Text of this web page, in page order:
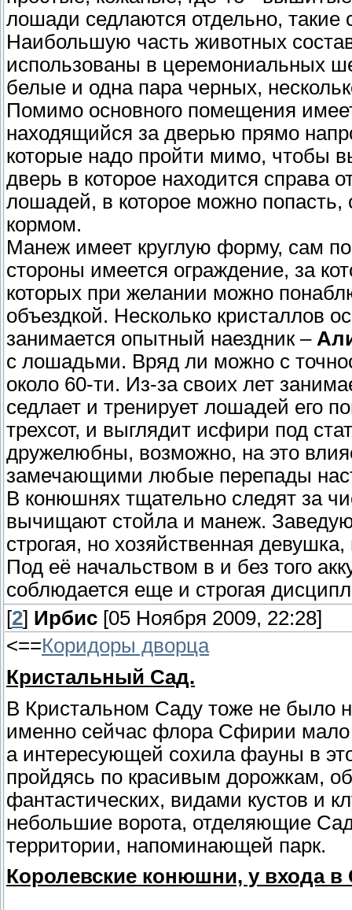
лошади седлаются отдельно, такие
Наибольшую часть животных
использованы в церемониальных
белые и одна пара черных,
Помимо основного помещения
находящийся за дверью прямо
которые надо пройти мимо, чтобы
дверь в которое находится
лошадей, в которое можно
кормом.
Манеж имеет круглую форму, сам
стороны имеется ограждение, за
которых при желании можно
объездкой. Несколько
занимается опытный наездник –
с лошадьми. Вряд ли можно с
около 60-ти. Из-за своих лет
седлает и тренирует лошадей его
трехсот, и выглядит исфири под
дружелюбны, возможно, на это
замечающими любые перепады
В конюшнях тщательно следят за
вычищают стойла и манеж.
строгая, но хозяйственная
Под её начальством в и без того
соблюдается еще и строгая
[2] Ирбис [05 Ноября 2009, 22:28]
<==Коридоры дворца
Кристальный Сад.
В Кристальном Саду тоже не было
именно сейчас флора Сфирии мало
а интересующей сохила фауны в
пройдясь по красивым дорожкам,
фантастических, видами кустов и
небольшие ворота, отделяющие
территории, напоминающей парк.
Королевские конюшни, у входа в